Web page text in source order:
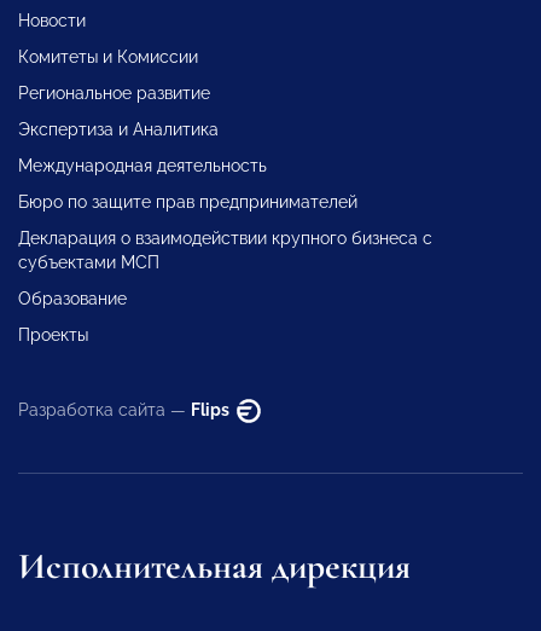
Новости
Комитеты и Комиссии
Региональное развитие
Экспертиза и Аналитика
Международная деятельность
Бюро по защите прав предпринимателей
Декларация о взаимодействии крупного бизнеса с
субъектами МСП
Образование
Проекты
Разработка сайта — Flips
Исполнительная дирекция